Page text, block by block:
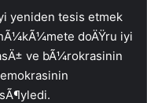
yeniden tesis etmek
doÄŸru iyi
ve bÃ¼rokrasinin